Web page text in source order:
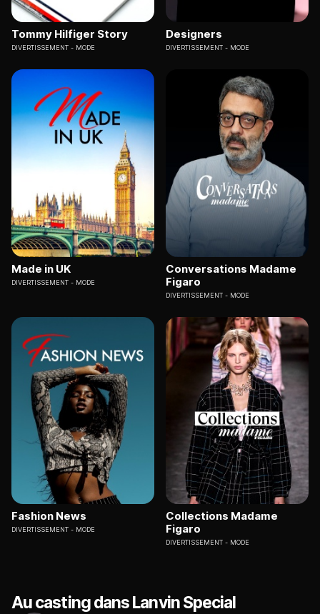
Tommy Hilfiger Story
DIVERTISSEMENT MODE
Designers
DIVERTISSEMENT MODE
Made in UK
DIVERTISSEMENT MODE
Conversations Madame
Figaro
DIVERTISSEMENT MODE
Fashion News
DIVERTISSEMENT MODE
Collections Madame
Figaro
DIVERTISSEMENT MODE
Au casting dans Lanvin Special